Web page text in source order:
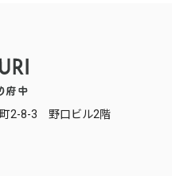
2-8-3 野口ビル2階